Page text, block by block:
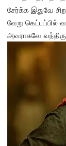
சேர்க்க இதுவே
வேறு
அவராகவே